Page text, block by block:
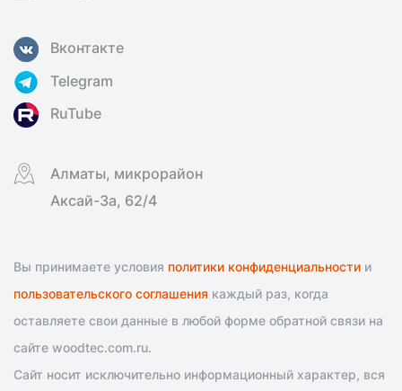
Вконтакте
Telegram
RuTube
Алматы, микрорайон
Аксай-3а, 62/4
Вы принимаете условия политики конфиденциальности и
пользовательского соглашения каждый раз, когда
оставляете свои данные в любой форме обратной связи на
сайте woodtec.com.ru.
Сайт носит исключительно информационный характер, вся